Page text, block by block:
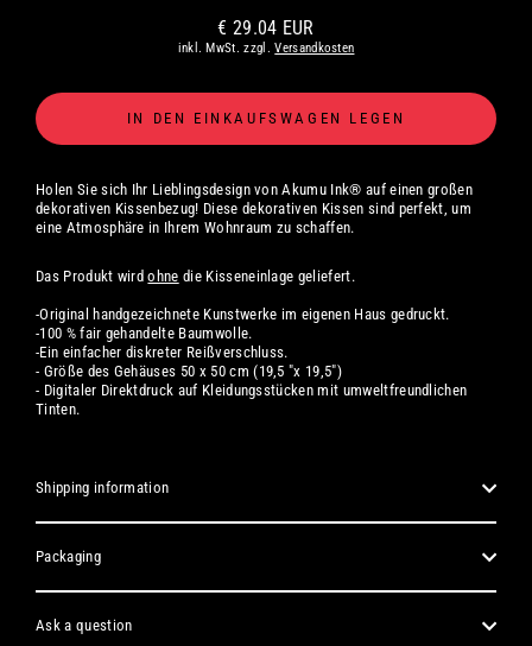
Normaler
Preis
€ 29.04 EUR
inkl. MwSt. zzgl.Versandkosten
IN DEN EINKAUFSWAGEN LEGEN
Holen Sie sich Ihr Lieblingsdesign von Akumu Ink® auf einen großen
dekorativen Kissenbezug! Diese dekorativen Kissen sind perfekt, um
eine Atmosphäre in Ihrem Wohnraum zu schaffen.
Das Produkt wirdohne die Kisseneinlage geliefert.
-Original handgezeichnete Kunstwerke im eigenen Haus gedruckt.
-100 % fair gehandelte Baumwolle.
-Ein einfacher diskreter Reißverschluss.
- Größe des Gehäuses 50 x 50 cm (19,5 "x 19,5")
- Digitaler Direktdruck auf Kleidungsstücken mit umweltfreundlichen
Tinten.
Shipping information
Packaging
Ask a question